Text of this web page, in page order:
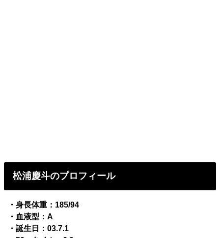
松浦慶斗のプロフィール
・身長体重：185/94
・血液型：A
・誕生日：03.7.1